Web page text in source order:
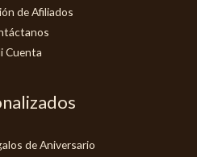
de Afiliados
Cuenta
de Aniversario